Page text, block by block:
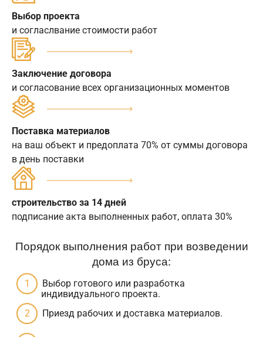
Выбор проекта
и согласлвание стоимости работ
Заключение договора
и согласование всех организационных моментов
Поставка материалов
на ваш объект и предоплата 70% от суммы договора
в день поставки
строительство за 14 дней
подписание акта выполненных работ, оплата 30%
Порядок выполнения работ при возведении
дома из бруса:
Выбор готового или разработка
индивидуального проекта.
Приезд рабочих и доставка материалов.